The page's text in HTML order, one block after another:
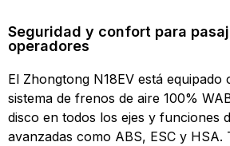
Seguridad y confort para
operadores
El Zhongtong N18EV está equipado
sistema de frenos de aire 100%
disco en todos los ejes y funciones
avanzadas como ABS, ESC y